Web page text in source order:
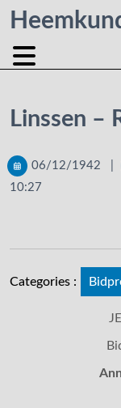
Linssen –
06/12/1942
10:27
Categories :